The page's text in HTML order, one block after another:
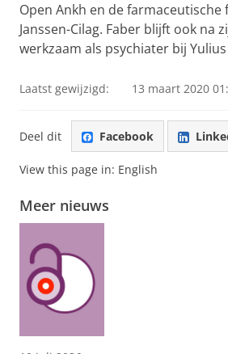
Open Ankh en de farmaceutische
Janssen-Cilag. Faber blijft ook na
werkzaam als psychiater bij
Laatst gewijzigd: 13 maart 2020
Deel dit Facebook
View this page in: English
Meer nieuws